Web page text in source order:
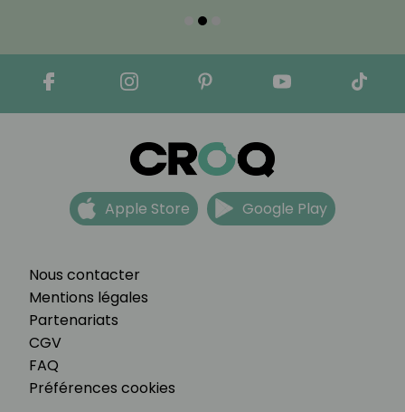
Nous contacter
Mentions légales
Partenariats
CGV
FAQ
Préférences cookies
Apple Store Google Play